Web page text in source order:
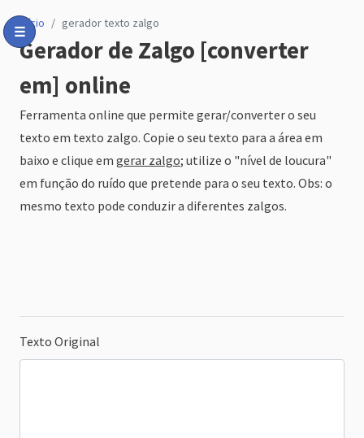
☰
Toggle Menu
início gerador texto zalgo
Gerador de Zalgo [converter
em] online
Ferramenta online que permite gerar/converter o seu
texto em texto zalgo. Copie o seu texto para a área em
baixo e clique em gerar zalgo; utilize o "nível de loucura"
em função do ruído que pretende para o seu texto. Obs: o
mesmo texto pode conduzir a diferentes zalgos.
Texto Original